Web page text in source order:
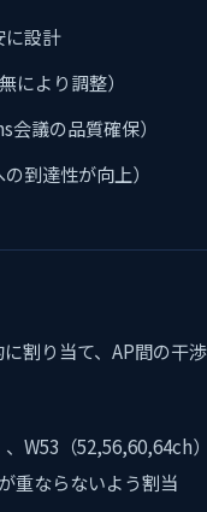
に設計
により調整）
会議の品質確保）
到達性が向上）
割り当て、AP間の干
、W53（52,56,60,64ch
重ならないよう割当